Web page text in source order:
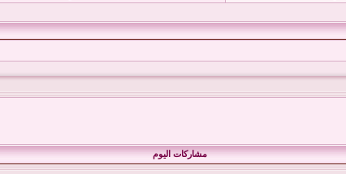
مشاركات اليوم